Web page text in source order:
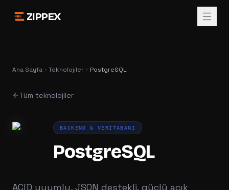
ZIPPEX
Ana Sayfa Teknolojiler PostgreSQL
Tüm teknolojiler
BACKEND & VERITABANI
PostgreSQL
ACID uyumlu, JSON destekli, güçlü açık